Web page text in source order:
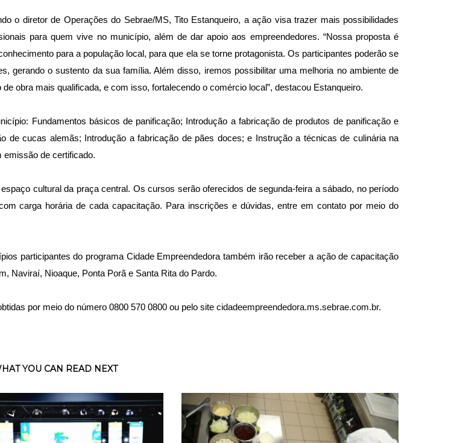
o diretor de Operações do Sebrae/MS, Tito Estanqueiro, a ação visa trazer mais possibilidades
para quem vive no município, além de dar apoio aos empreendedores. “Nossa proposta é
para a população local, para que ela se torne protagonista. Os participantes poderão se
gerando o sustento da sua família. Além disso, iremos possibilitar uma melhoria no ambiente de
obra mais qualificada, e com isso, fortalecendo o comércio local”, destacou Estanqueiro.
Fundamentos básicos de panificação; Introdução a fabricação de produtos de panificação e
de cucas alemãs; Introdução a fabricação de pães doces; e Instrução a técnicas de culinária na
emissão de certificado.
cultural da praça central. Os cursos serão oferecidos de segunda-feira a sábado, no período
carga horária de cada capacitação. Para inscrições e dúvidas, entre em contato por meio do
participantes do programa Cidade Empreendedora também irão receber a ação de capacitação
Naviraí, Nioaque, Ponta Porã e Santa Rita do Pardo.
por meio do número 0800 570 0800 ou pelo site cidadeempreendedora.ms.sebrae.com.br.
YOU CAN READ NEXT